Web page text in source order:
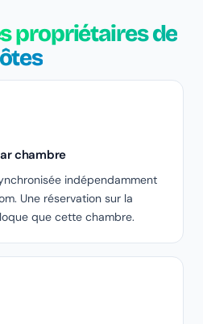
propriétaires de
chambre
indépendamment
Une réservation sur la
que cette chambre.